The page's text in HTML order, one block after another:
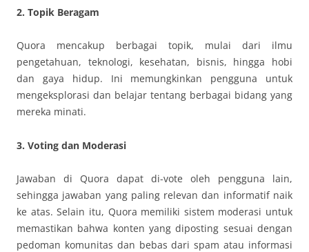
2. Topik Beragam
Quora mencakup berbagai topik, mulai dari ilmu
pengetahuan, teknologi, kesehatan, bisnis, hingga hobi
dan gaya hidup. Ini memungkinkan pengguna untuk
mengeksplorasi dan belajar tentang berbagai bidang yang
mereka minati.
3. Voting dan Moderasi
Jawaban di Quora dapat di-vote oleh pengguna lain,
sehingga jawaban yang paling relevan dan informatif naik
ke atas. Selain itu, Quora memiliki sistem moderasi untuk
memastikan bahwa konten yang diposting sesuai dengan
pedoman komunitas dan bebas dari spam atau informasi